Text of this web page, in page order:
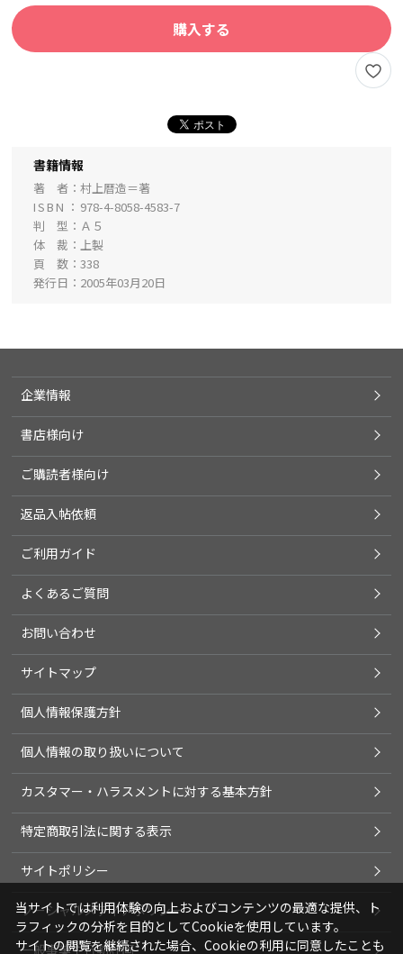
購入する
書籍情報
著 者
村上暦造＝著
ISBN
978-4-8058-4583-7
判 型
Ａ５
体 裁
上製
頁 数
338
発行日
2005年03月20日
企業情報
書店様向け
ご購読者様向け
返品入帖依頼
ご利用ガイド
よくあるご質問
お問い合わせ
サイトマップ
個人情報保護方針
個人情報の取り扱いについて
カスタマー・ハラスメントに対する基本方針
特定商取引法に関する表示
サイトポリシー
ソーシャルメディアポリシー
一般事業主行動計画
当サイトでは利用体験の向上およびコンテンツの最適な提供、ト
ラフィックの分析を目的としてCookieを使用しています。
サイトの閲覧を継続された場合、Cookieの利用に同意したことも